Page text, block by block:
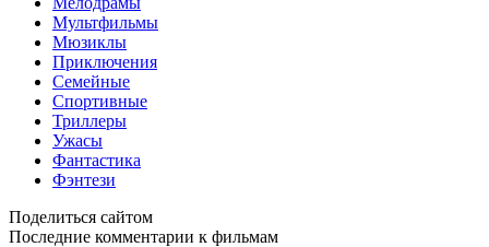
Мультфильмы
Мюзиклы
Приключения
Семейные
Спортивные
Триллеры
Ужасы
Фантастика
Фэнтези
Поделиться сайтом
Последние комментарии к фильмам